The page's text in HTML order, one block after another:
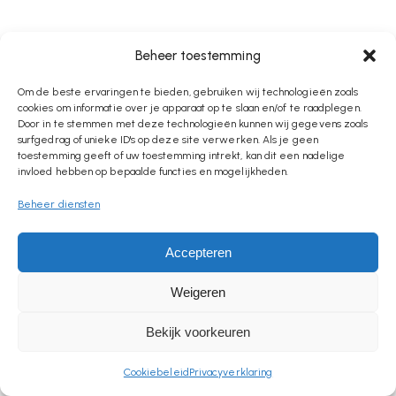
Beheer toestemming
Om de beste ervaringen te bieden, gebruiken wij technologieën zoals
cookies om informatie over je apparaat op te slaan en/of te raadplegen.
Door in te stemmen met deze technologieën kunnen wij gegevens zoals
surfgedrag of unieke ID's op deze site verwerken. Als je geen
toestemming geeft of uw toestemming intrekt, kan dit een nadelige
invloed hebben op bepaalde functies en mogelijkheden.
Beheer diensten
Accepteren
Weigeren
Bekijk voorkeuren
Cookiebeleid Privacyverklaring